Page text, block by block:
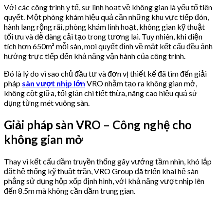
Với các công trình y tế, sự linh hoạt về không gian là yếu tố tiên
quyết. Một phòng khám hiệu quả cần những khu vực tiếp đón,
hành lang rộng rãi, phòng khám linh hoạt, không gian kỹ thuật
tối ưu và dễ dàng cải tạo trong tương lai. Tuy nhiên, khi diện
tích hơn 650m² mỗi sàn, mọi quyết định về mặt kết cấu đều ảnh
hưởng trực tiếp đến khả năng vận hành của công trình.
Đó là lý do vì sao chủ đầu tư và đơn vị thiết kế đã tìm đến giải
pháp sàn vượt nhịp lớn VRO nhằm tạo ra không gian mở,
không cột giữa, tối giản chi tiết thừa, nâng cao hiệu quả sử
dụng từng mét vuông sàn.
Giải pháp sàn VRO – Công nghệ cho
không gian mở
Thay vì kết cấu dầm truyền thống gây vướng tầm nhìn, khó lắp
đặt hệ thống kỹ thuật trần, VRO Group đã triển khai hệ sàn
phẳng sử dụng hộp xốp định hình, với khả năng vượt nhịp lên
đến 8.5m mà không cần dầm trung gian.